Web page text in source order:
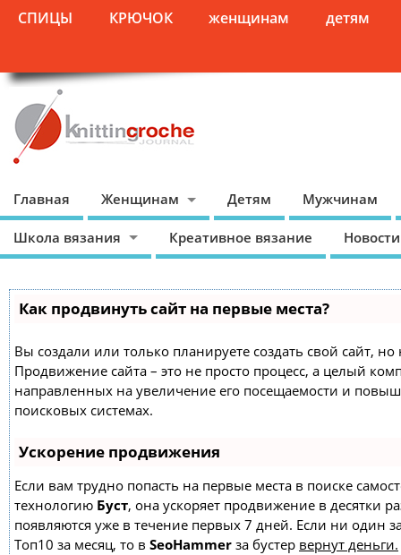
СПИЦЫ КРЮЧОК женщинам детям
Главная Женщинам Детям Мужчинам
Школа вязания Креативное вязание
Как продвинуть сайт на первые места?
Вы создали или только планируете создать свой сайт, но
Продвижение сайта – это не просто процесс, а целый
направленных на увеличение его посещаемости и
поисковых системах.
Ускорение продвижения
Если вам трудно попасть на первые места в поиске
технологию Буст, она ускоряет продвижение в десятки
появляются уже в течение первых 7 дней. Если ни один
Топ10 за месяц, то в SeoHammer за бустер вернут деньги.